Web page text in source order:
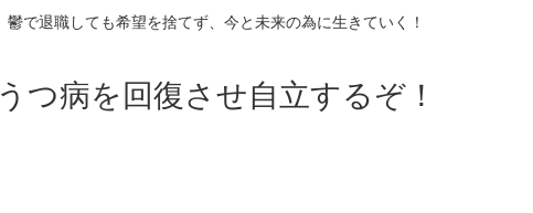
鬱で退職しても希望を捨てず、今と未来の為に生きていく！
うつ病を回復させ自立するぞ！